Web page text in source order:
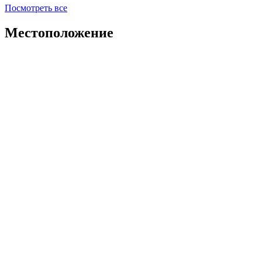
Посмотреть все
Местоположение